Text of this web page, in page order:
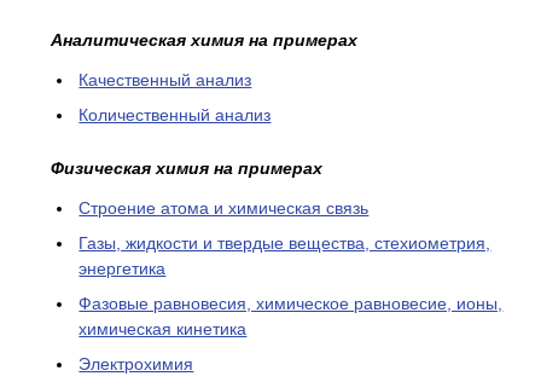
Аналитическая химия на примерах
Качественный анализ
Количественный анализ
Физическая химия на примерах
Cтроение атома и химическая связь
Газы, жидкости и твердые вещества, стехиометрия,
энергетика
Фазовые равновесия, химическое равновесие, ионы,
химическая кинетика
Электрохимия